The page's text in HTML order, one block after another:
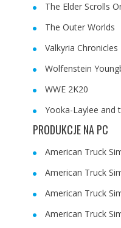
The Elder Scrolls
The Outer Worlds
Valkyria Chronicles
Wolfenstein
WWE 2K20
Yooka-Laylee and
PRODUKCJE NA PC
American Truck
American Truck
American Truck
American Truck